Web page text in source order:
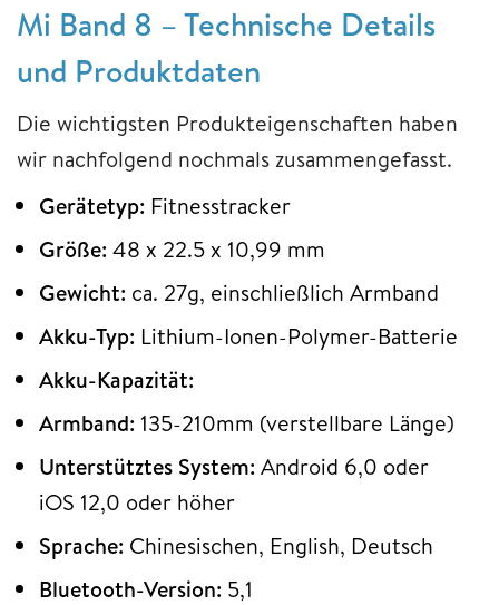
Mi Band 8 – Technische Details
und Produktdaten
Die wichtigsten Produkteigenschaften haben
wir nachfolgend nochmals zusammengefasst.
Gerätetyp: Fitnesstracker
Größe: 48 x 22.5 x 10,99 mm
Gewicht: ca. 27g, einschließlich Armband
Akku-Typ: Lithium-Ionen-Polymer-Batterie
Akku-Kapazität:
Armband: 135-210mm (verstellbare Länge)
Unterstütztes System: Android 6,0 oder
iOS 12,0 oder höher
Sprache: Chinesischen, English, Deutsch
Bluetooth-Version: 5,1